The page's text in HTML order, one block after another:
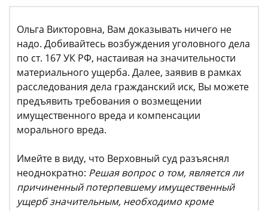
Ольга Викторовна, Вам доказывать ничего не
надо. Добивайтесь возбуждения уголовного дела
по ст. 167 УК РФ, настаивая на значительности
материального ущерба. Далее, заявив в рамках
расследования дела гражданский иск, Вы можете
предъявить требования о возмещении
имущественного вреда и компенсации
морального вреда.
Имейте в виду, что Верховный суд разъяснял
неоднократно: Решая вопрос о том, является ли
причиненный потерпевшему имущественный
ущерб значительным, необходимо кроме